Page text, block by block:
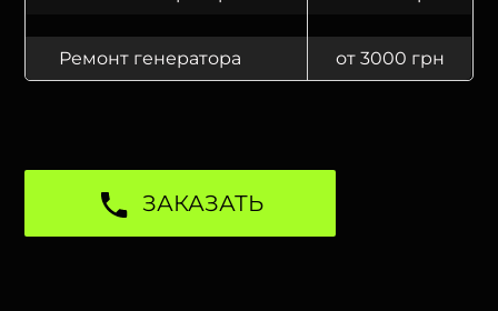
Ремонт генератора от 3000 грн
ЗАКАЗАТЬ